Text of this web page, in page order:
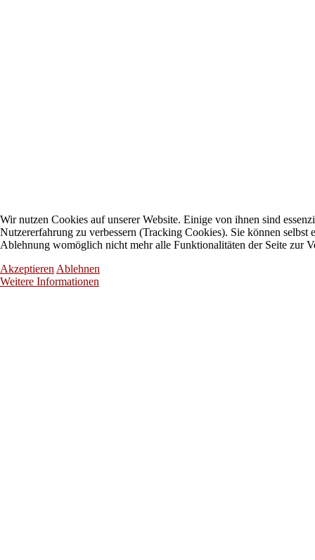
Wir nutzen Cookies auf unserer Website. Einige von ihnen sind
Nutzererfahrung zu verbessern (Tracking Cookies). Sie können selbst
Ablehnung womöglich nicht mehr alle Funktionalitäten der Seite zur
Akzeptieren Ablehnen
Weitere Informationen